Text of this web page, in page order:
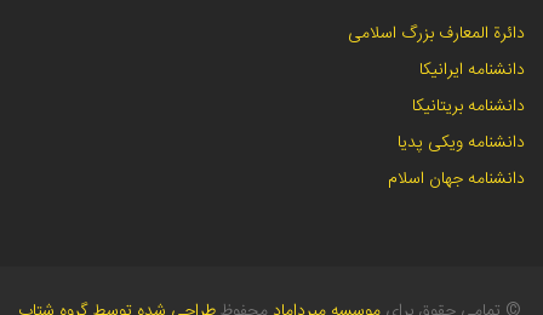
دائرة المعارف بزرگ اسلامی
دانشنامه ایرانیکا
دانشنامه بریتانیکا
دانشنامه ویکی پدیا
دانشنامه جهان اسلام